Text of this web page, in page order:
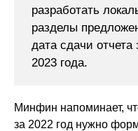
разработать
разделы
дата сдачи
2023 года.
Минфин напоминает,
за 2022 год нужно